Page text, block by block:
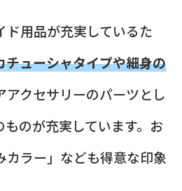
ド用品が充実しているた
チューシャタイプや細身の
アクセサリーのパーツとし
ものが充実しています。お
カラー」なども得意な印象